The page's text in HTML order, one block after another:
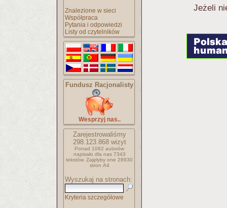
Znalezione w sieci
Współpraca
Pytania i odpowiedzi
Listy od czytelników
Fundusz Racjonalisty
Wesprzyj nas..
Zarejestrowaliśmy
298.123.868wizyt
Ponad 1062 autorów
napisało dla nas 7343
tekstów. Zajęłyby one 28930
stron A4
Wyszukaj na stronach:
Kryteria szczegółowe
Jeżeli